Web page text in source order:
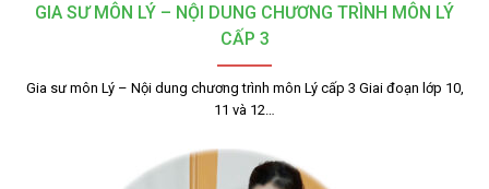
GIA SƯ MÔN LÝ – NỘI DUNG CHƯƠNG TRÌNH MÔN LÝ
CẤP 3
Gia sư môn Lý – Nội dung chương trình môn Lý cấp 3 Giai đoạn lớp 10,
11 và 12…